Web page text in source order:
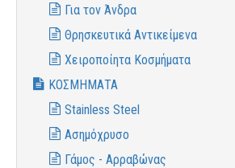
Για τον Άνδρα
Θρησκευτικά Αντικείμενα
Χειροποίητα Κοσμήματα
ΚΟΣΜΗΜΑΤΑ
Stainless Steel
Ασημόχρυσο
Γάμος - Αρραβώνας